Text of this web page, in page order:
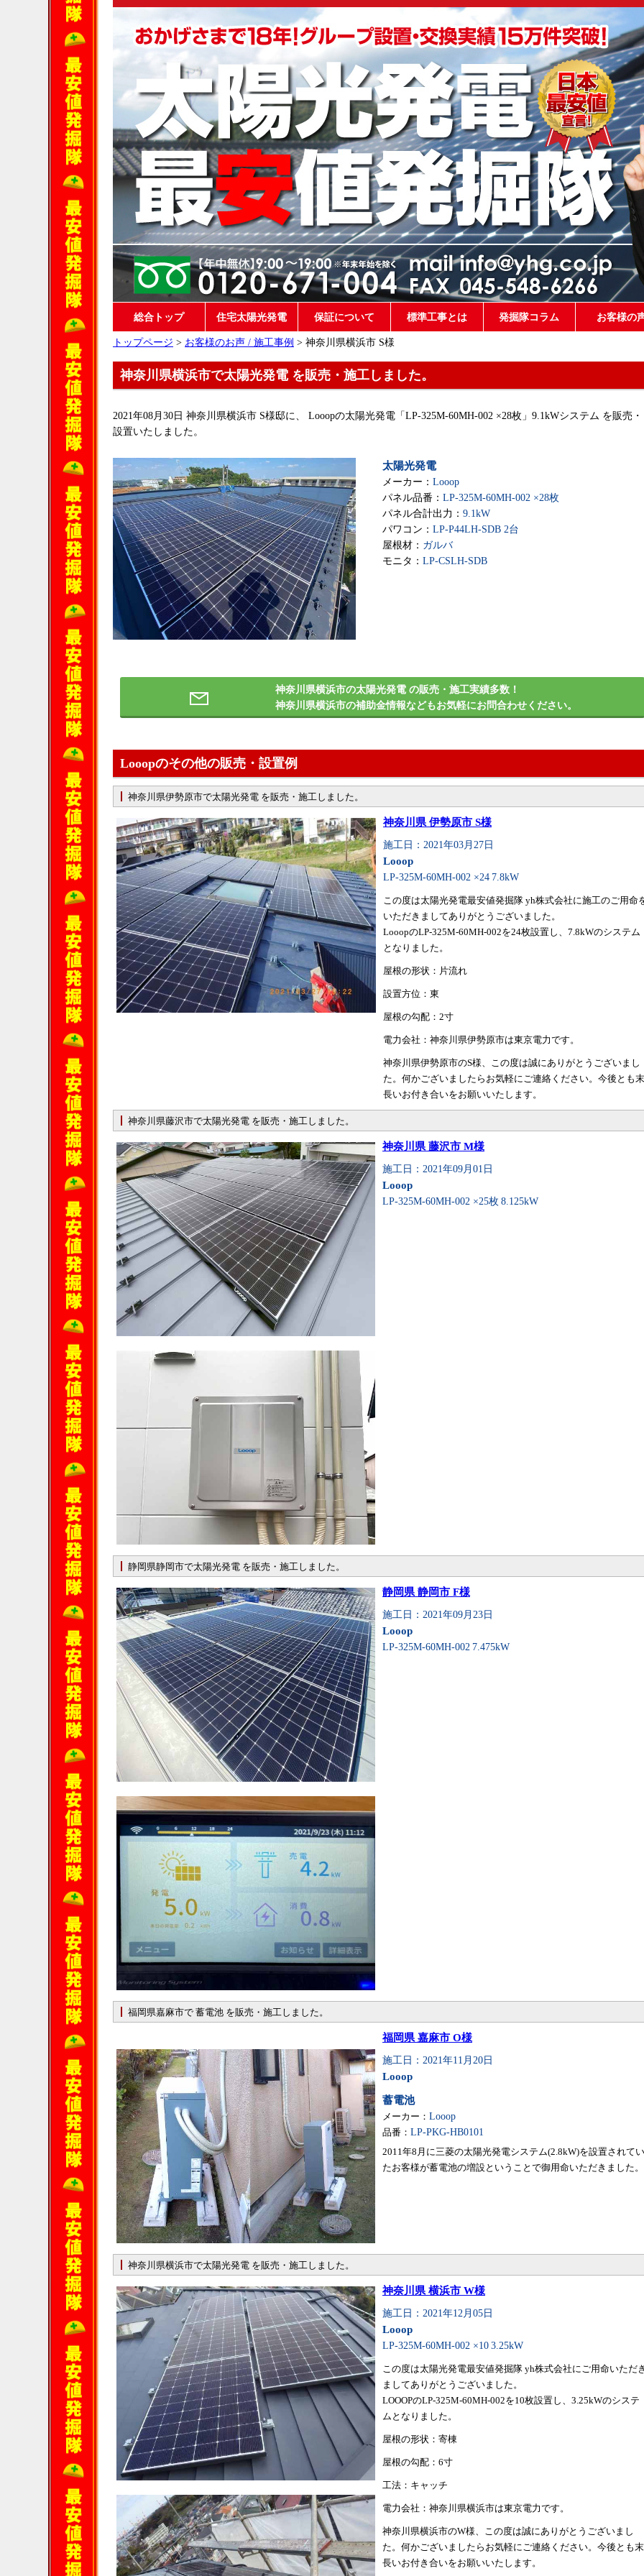
総合トップ 住宅太陽光発電 保証について 標準工事とは 発掘隊コラム お客様の
トップページ > お客様のお声 / 施工事例 > 神奈川県横浜市 S様
神奈川県横浜市で太陽光発電 を販売・施工しました。
2021年08月30日 神奈川県横浜市 S様邸に、 Looopの太陽光発電「LP-325M-60MH-002 ×28枚」9.1kWシステム を販売・
設置いたしました。
太陽光発電
メーカー： Looop
パネル品番： LP-325M-60MH-002 ×28枚
パネル合計出力： 9.1kW
パワコン： LP-P44LH-SDB 2台
屋根材： ガルバ
モニタ： LP-CSLH-SDB
神奈川県横浜市の太陽光発電 の販売・施工実績多数！
神奈川県横浜市の補助金情報などもお気軽にお問合わせください。
Looopのその他の販売・設置例
神奈川県伊勢原市で太陽光発電 を販売・施工しました。
神奈川県 伊勢原市 S様
施工日：2021年03月27日
Looop
LP-325M-60MH-002 ×24 7.8kW
この度は太陽光発電最安値発掘隊 yh株式会社に施工のご用命
いただきましてありがとうございました。
LooopのLP-325M-60MH-002を24枚設置し、7.8kWのシステム
となりました。
屋根の形状：片流れ
設置方位：東
屋根の勾配：2寸
電力会社：神奈川県伊勢原市は東京電力です。
神奈川県伊勢原市のS様、この度は誠にありがとうございまし
た。何かございましたらお気軽にご連絡ください。今後とも末
長いお付き合いをお願いいたします。
神奈川県藤沢市で太陽光発電 を販売・施工しました。
神奈川県 藤沢市 M様
施工日：2021年09月01日
Looop
LP-325M-60MH-002 ×25枚 8.125kW
静岡県静岡市で太陽光発電 を販売・施工しました。
静岡県 静岡市 F様
施工日：2021年09月23日
Looop
LP-325M-60MH-002 7.475kW
福岡県嘉麻市で 蓄電池 を販売・施工しました。
福岡県 嘉麻市 O様
施工日：2021年11月20日
Looop
蓄電池
メーカー： Looop
品番： LP-PKG-HB0101
2011年8月に三菱の太陽光発電システム(2.8kW)を設置されてい
たお客様が蓄電池の増設ということで御用命いただきました。
神奈川県横浜市で太陽光発電 を販売・施工しました。
神奈川県 横浜市 W様
施工日：2021年12月05日
Looop
LP-325M-60MH-002 ×10 3.25kW
この度は太陽光発電最安値発掘隊 yh株式会社にご用命いただ
ましてありがとうございました。
LOOOPのLP-325M-60MH-002を10枚設置し、3.25kWのシステ
ムとなりました。
屋根の形状：寄棟
屋根の勾配：6寸
工法：キャッチ
電力会社：神奈川県横浜市は東京電力です。
神奈川県横浜市のW様、この度は誠にありがとうございまし
た。何かございましたらお気軽にご連絡ください。今後とも末
長いお付き合いをお願いいたします。